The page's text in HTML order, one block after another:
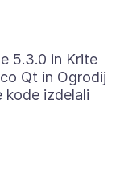
5.3.0 in Krite
Qt in Ogrodij
kode izdelali